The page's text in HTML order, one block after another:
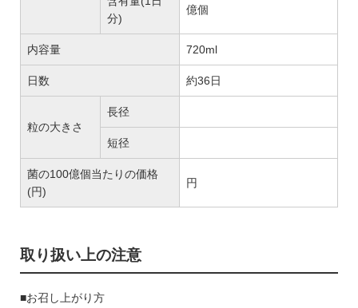
分)
億個
内容量 720ml
日数 約36日
粒の大きさ
長径
短径
菌の100億個当たりの価格
(円)
円
取り扱い上の注意
■お召し上がり方